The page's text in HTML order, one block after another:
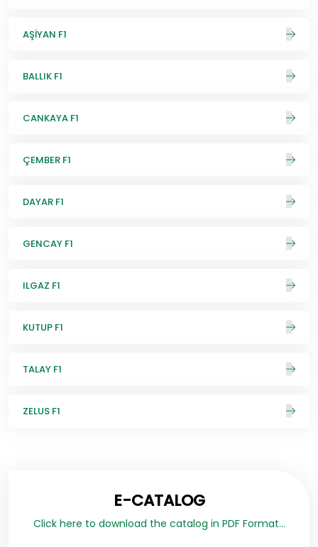
AŞİYAN F1
BALLIK F1
CANKAYA F1
ÇEMBER F1
DAYAR F1
GENCAY F1
ILGAZ F1
KUTUP F1
TALAY F1
ZELUS F1
E-CATALOG
Click here to download the catalog in PDF Format...